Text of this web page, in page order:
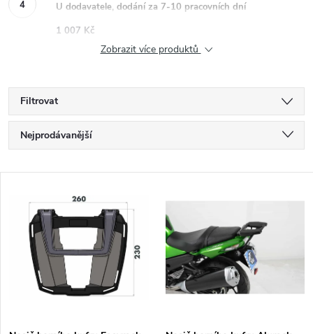
U dodavatele, dodání za 7-10 pracovních dní
1 007 Kč
Zobrazit více produktů
Filtrovat
Ř
a
Nejprodávanější
Abecedně